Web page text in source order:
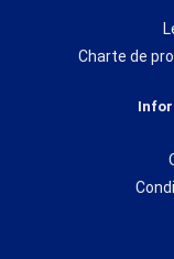
Charte de